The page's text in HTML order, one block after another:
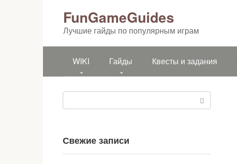
FunGameGuides
Лучшие гайды по популярным играм
WIKI Гайды Квесты и задания
Поиск:
Свежие записи